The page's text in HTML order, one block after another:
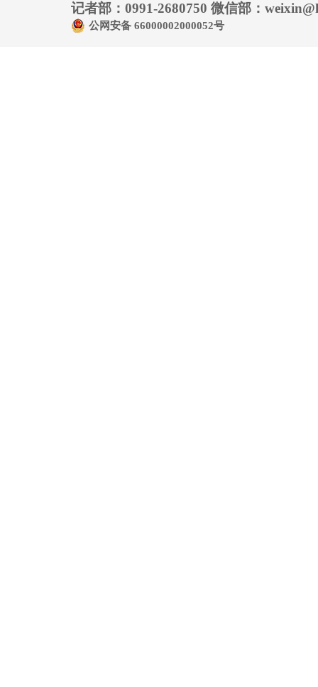
记者部：0991-2680750 微信部：
公网安备 66000002000052号